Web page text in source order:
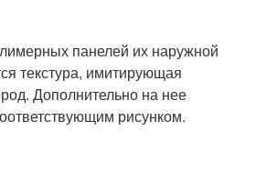
панелей их наружной
текстура, имитирующая
Дополнительно на нее
рисунком.